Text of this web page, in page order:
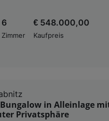
6
Zimmer
€ 548.000,00
Kaufpreis
in Alleinlage
Privatsphäre